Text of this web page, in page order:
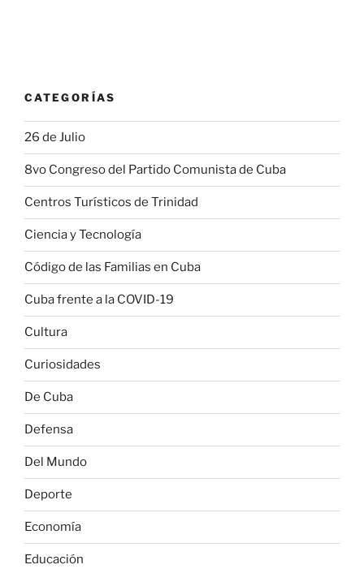
CATEGORÍAS
26 de Julio
8vo Congreso del Partido Comunista de Cuba
Centros Turísticos de Trinidad
Ciencia y Tecnología
Código de las Familias en Cuba
Cuba frente a la COVID-19
Cultura
Curiosidades
De Cuba
Defensa
Del Mundo
Deporte
Economía
Educación